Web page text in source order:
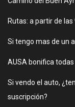
Rutas: a partir de las
Si tengo mas de un
AUSA bonifica
Si vendo el auto,
suscripción?